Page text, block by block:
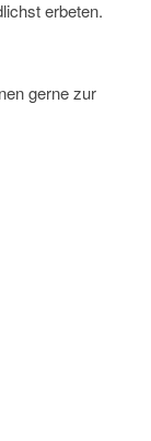
erbeten.
gerne zur